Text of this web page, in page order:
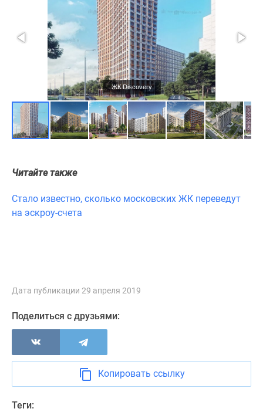
ЖК Discovery
Читайте также
Стало известно, сколько московских ЖК переведут
на эскроу-счета
Дата публикации 29 апреля 2019
Поделиться с друзьями:
Копировать ссылку
Теги: